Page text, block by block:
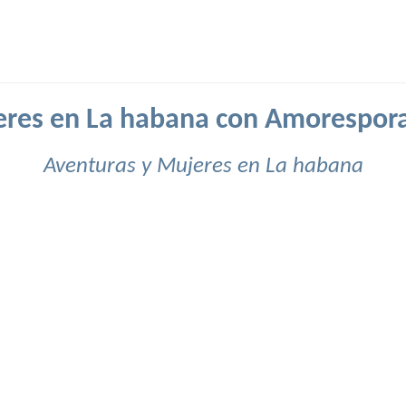
en La habana con
Aventuras y Mujeres en La habana